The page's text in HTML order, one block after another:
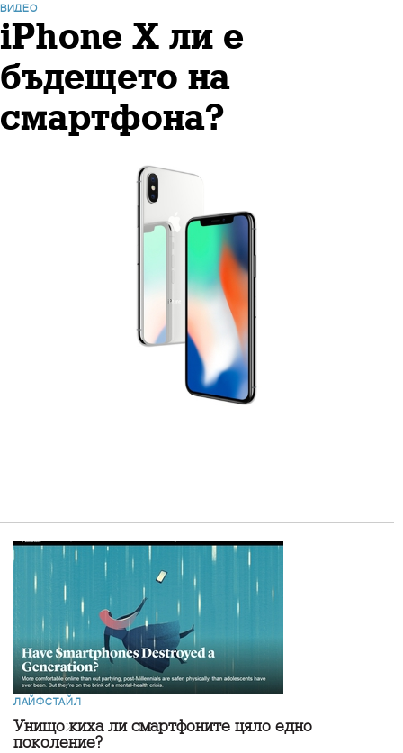
ВИДЕО
iPhone X ли е
бъдещето на
смартфона?
ЛАЙФСТАЙЛ
Унищожиха ли смартфоните цяло едно
поколение?